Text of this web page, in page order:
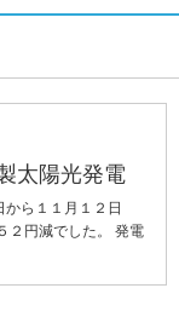
太陽光発電
ら１１月１２日
２円減でした。 発電